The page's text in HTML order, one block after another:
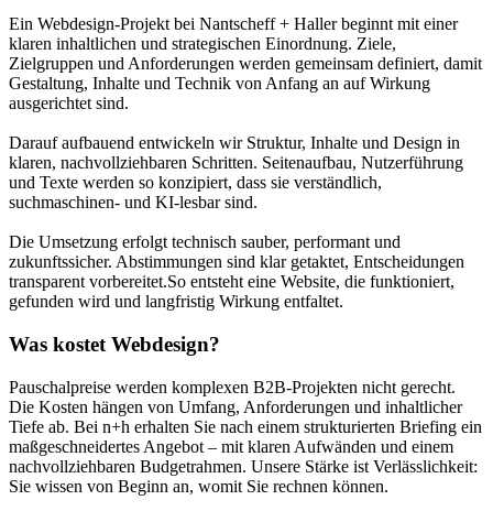
Ein Webdesign-Projekt bei Nantscheff + Haller beginnt mit einer
klaren inhaltlichen und strategischen Einordnung. Ziele,
Zielgruppen und Anforderungen werden gemeinsam definiert, damit
Gestaltung, Inhalte und Technik von Anfang an auf Wirkung
ausgerichtet sind.
Darauf aufbauend entwickeln wir Struktur, Inhalte und Design in
klaren, nachvollziehbaren Schritten. Seitenaufbau, Nutzerführung
und Texte werden so konzipiert, dass sie verständlich,
suchmaschinen- und KI-lesbar sind.
Die Umsetzung erfolgt technisch sauber, performant und
zukunftssicher. Abstimmungen sind klar getaktet, Entscheidungen
transparent vorbereitet.So entsteht eine Website, die funktioniert,
gefunden wird und langfristig Wirkung entfaltet.
Was kostet Webdesign?
Pauschalpreise werden komplexen B2B-Projekten nicht gerecht.
Die Kosten hängen von Umfang, Anforderungen und inhaltlicher
Tiefe ab. Bei n+h erhalten Sie nach einem strukturierten Briefing ein
maßgeschneidertes Angebot – mit klaren Aufwänden und einem
nachvollziehbaren Budgetrahmen. Unsere Stärke ist Verlässlichkeit:
Sie wissen von Beginn an, womit Sie rechnen können.